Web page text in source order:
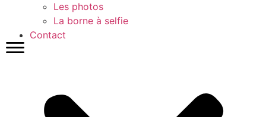
Les photos
La borne à selfie
Contact